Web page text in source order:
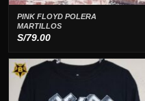
PINK FLOYD POLERA
MARTILLOS
S/79.00